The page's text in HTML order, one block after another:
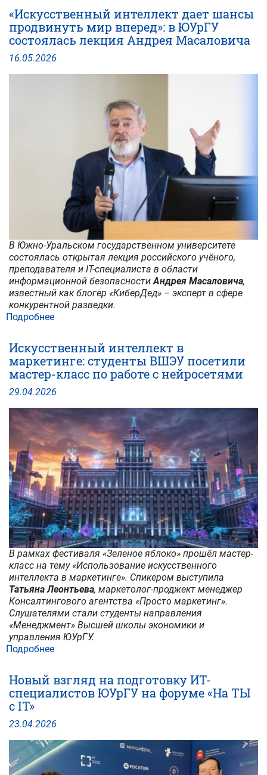
Юридического
института
ЮУрГУ
рассказала
о
«Искусственный интеллект дает шансы
продвинуть мир вперед»: в ЮУрГУ
состоялась лекция Андрея Масаловича
16.05.2026
В Южно-Уральском государственном университете
состоялась открытая лекция российского учёного,
преподавателя и IT-специалиста в области
информационной безопасностиАндрея Масаловича,
известный как блогер «КиберДед» – эксперт в сфере
конкурентной разведки.
Подробнее
дает
шансы
продвинуть
мир
ЮУрГУ
состоялась
лекция
Андрея
Масаловича
Искусственный интеллект в
маркетинге: студенты ВШЭУ посетили
мастер-класс по работе с нейросетями
29.04.2026
В рамках фестиваля «Зеленое яблоко» прошёл мастер-
класс на тему «Использование искусственного
интеллекта в маркетинге». Спикером выступила
Татьяна Леонтьева, маркетолог-проджект менеджер
Консалтингового агентства «Просто маркетинг».
Слушателями стали студенты направления
«Менеджмент» Высшей школы экономики и
управления ЮУрГУ.
Подробнее
в
маркетинге:
ВШЭУ
мастер-
класс
по
Новый взгляд на подготовку ИТ-
специалистов ЮУрГУ на форуме «На ТЫ
с IT»
23.04.2026